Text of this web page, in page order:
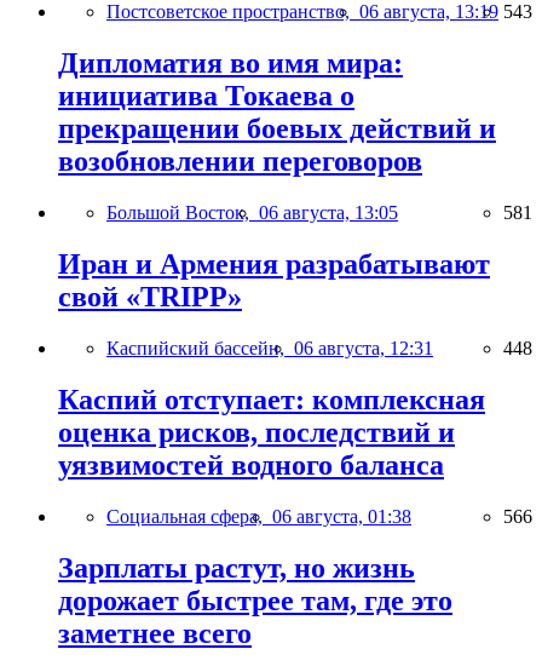
Постсоветское пространство, 06 августа, 13:19 543
Дипломатия во имя мира:
инициатива Токаева о
прекращении боевых действий и
возобновлении переговоров
Большой Восток, 06 августа, 13:05 581
Иран и Армения разрабатывают
свой «TRIPP»
Каспийский бассейн, 06 августа, 12:31 448
Каспий отступает: комплексная
оценка рисков, последствий и
уязвимостей водного баланса
Социальная сфера, 06 августа, 01:38 566
Зарплаты растут, но жизнь
дорожает быстрее там, где это
заметнее всего